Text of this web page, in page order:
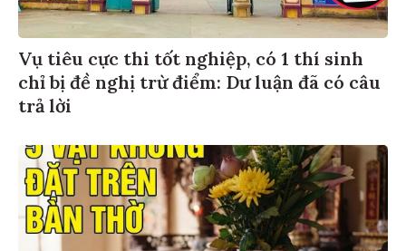
Vụ tiêu cực thi tốt nghiệp, có 1 thí sinh
chỉ bị đề nghị trừ điểm: Dư luận đã có câu
trả lời